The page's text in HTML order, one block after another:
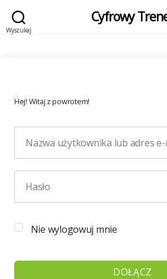
Wyszukaj
Cyfrowy
Hej! Witaj z powrotem!
Nie wylogowuj mnie
DOŁĄCZ